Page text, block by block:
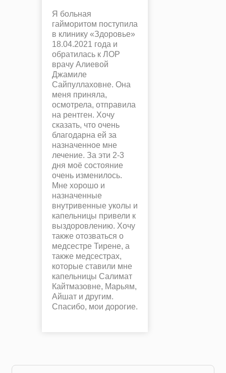
Я больная
гайморитом поступила
в клинику «Здоровье»
18.04.2021 года и
обратилась к ЛОР
врачу Алиевой
Джамиле
Сайпуллаховне. Она
меня приняла,
осмотрела, отправила
на рентген. Хочу
сказать, что очень
благодарна ей за
назначенное мне
лечение. За эти 2-3
дня моё состояние
очень изменилось.
Мне хорошо и
назначенные
внутривенные уколы и
капельницы привели к
выздоровлению. Хочу
также отозваться о
медсестре Тирене, а
также медсестрах,
которые ставили мне
капельницы Салимат
Кайтмазовне, Марьям,
Айшат и другим.
Спасибо, мои дорогие.